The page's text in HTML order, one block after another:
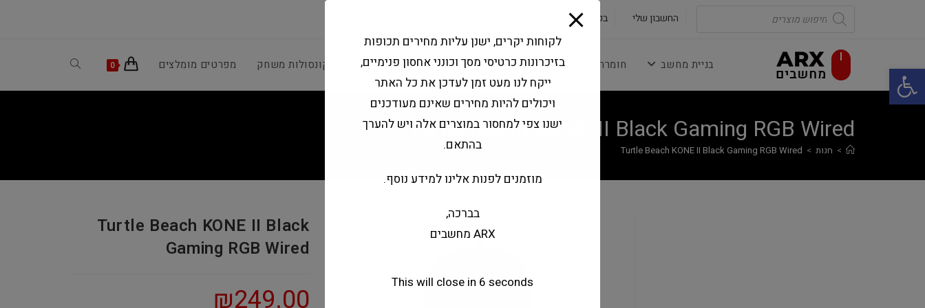
פתח סרגל נגישות
Products
search החשבון שלי בקשה להצעה
בניית מחשב חומרה ותוכנה ציוד היקפי מחשבים וטאבלטים קונסולות משחק מפרטים מומלצים 0
Toggle
Turtle Beach KONE II Black Gaming RGB Wired
> חנות >
Turtle Beach KONE II Black Gaming RGB Wired
Turtle Beach KONE II Black
Gaming RGB Wired
₪249.00
לקוחות יקרים, ישנן עליות מחירים תכופות
בזיכרונות כרטיסי מסך וכונני אחסון פנימיים,
ייקח לנו מעט זמן לעדכן את כל האתר
ויכולים להיות מחירים שאינם מעודכנים
ישנו צפי למחסור במוצרים אלה ויש להערך
בהתאם.
מוזמנים לפנות אלינו למידע נוסף.
בברכה,
ARX מחשבים
This will close in 6 seconds